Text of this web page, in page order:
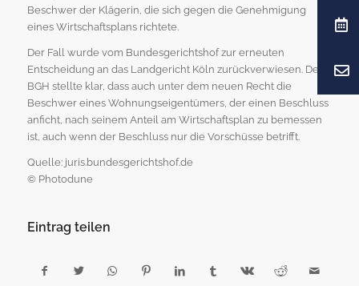
Beschwer der Klägerin, die sich gegen die Genehmigung
eines Wirtschaftsplans richtete.
Der Fall wurde vom Bundesgerichtshof zur erneuten
Entscheidung an das Landgericht Köln zurückverwiesen. Der
BGH stellte klar, dass auch unter dem neuen Recht die
Beschwer eines Wohnungseigentümers, der einen Beschluss
anficht, nach seinem Anteil am Wirtschaftsplan zu bemessen
ist, auch wenn der Beschluss nur die Vorschüsse betrifft.
Quelle: juris.bundesgerichtshof.de
© Photodune
Eintrag teilen